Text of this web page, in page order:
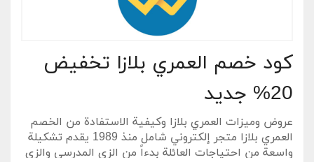
كود خصم العمري بلازا تخفيض
20% جديد
عروض وميزات العمري بلازا وكيفية الاستفادة من الخصم
العمري بلازا متجر إلكتروني شامل منذ 1989 يقدم تشكيلة
واسعة من احتياجات العائلة بدءاً من الزي المدرسي والزي